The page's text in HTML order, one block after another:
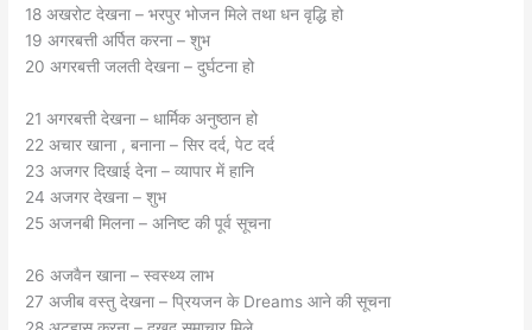
18 अखरोट देखना – भरपुर भोजन मिले तथा धन वृद्धि हो
19 अगरबत्ती अर्पित करना – शुभ
20 अगरबत्ती जलती देखना – दुर्घटना हो
21 अगरबत्ती देखना – धार्मिक अनुष्ठान हो
22 अचार खाना , बनाना – सिर दर्द, पेट दर्द
23 अजगर दिखाई देना – व्यापार में हानि
24 अजगर देखना – शुभ
25 अजनबी मिलना – अनिष्ट की पूर्व सूचना
26 अजवैन खाना – स्वस्थ्य लाभ
27 अजीब वस्तु देखना – प्रियजन के Dreams आने की सूचना